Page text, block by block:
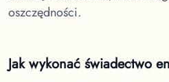
oszczędności.
Jak wykonać świadectwo